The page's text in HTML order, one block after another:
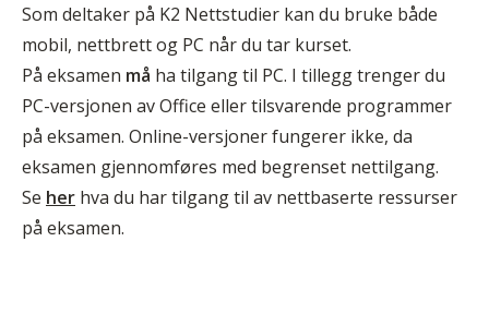
Som deltaker på K2 Nettstudier kan du bruke både
mobil, nettbrett og PC når du tar kurset.
På eksamen må ha tilgang til PC. I tillegg trenger du
PC-versjonen av Office eller tilsvarende programmer
på eksamen. Online-versjoner fungerer ikke, da
eksamen gjennomføres med begrenset nettilgang.
Se her hva du har tilgang til av nettbaserte ressurser
på eksamen.